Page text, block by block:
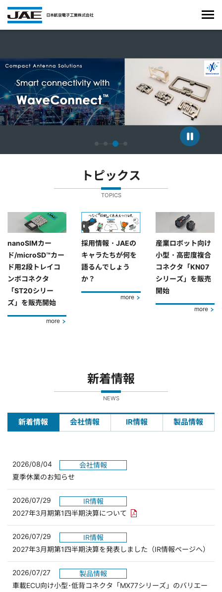
トピックス
TOPICS
nanoSIMカー
ド/microSD™カー
ド用2段トレイコ
ンボコネクタ
「ST20シリー
ズ」を販売開始
more
採用情報・JAEの
キャラたちが何を
語るんでしょう
か？
more
産業ロボット向け
小型・高密度複合
コネクタ「KN07
シリーズ」を販売
開始
more
新着情報
NEWS
新着情報 会社情報 IR情報 製品情報
2026/08/04
会社情報
夏季休業のお知らせ
2026/07/29
IR情報
2027年3月期第1四半期決算について PDFリンクを新しいウィンド
2026/07/29
IR情報
2027年3月期第1四半期決算を発表しました（IR情報ページへ）
2026/07/27
製品情報
車載ECU向け小型･低背コネクタ「MX77シリーズ」のバリエー